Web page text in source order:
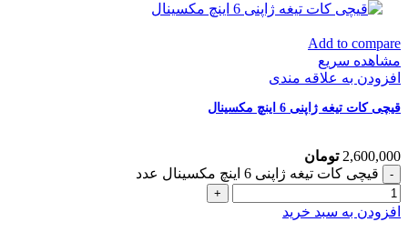
Add to compare
مشاهده سریع
افزودن به علاقه مندی
قیچی کات تیغه ژاپنی 6 اینچ مکسینال
2,600,000 تومان
قیچی کات تیغه ژاپنی 6 اینچ مکسینال عدد
افزودن به سبد خرید